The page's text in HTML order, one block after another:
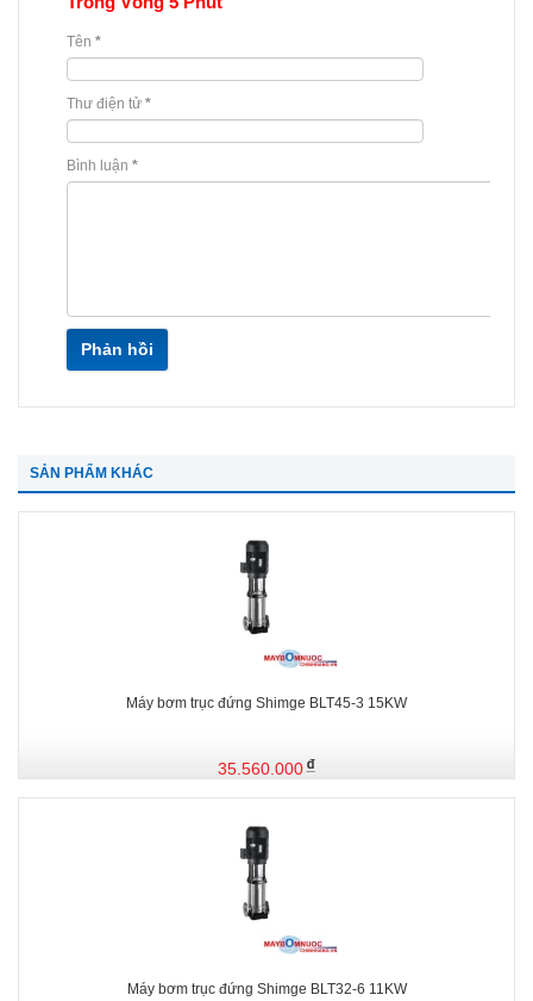
Tên *
Thư điện tử *
Bình luận *
Phản hồi
SẢN PHẨM KHÁC
Máy bơm trục đứng Shimge BLT45-3 15KW
35.560.000
Máy bơm trục đứng Shimge BLT32-6 11KW